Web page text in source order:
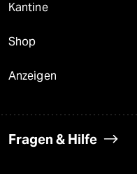
Kantine
Shop
Anzeigen
Fragen & Hilfe